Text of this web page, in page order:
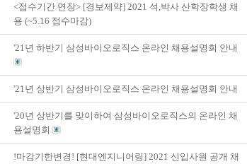
<접수기간 연장> [경보제약] 2021 석,박사 산학장학생 채
용 (~5.16 접수마감)
'21년 하반기 삼성바이오로직스 온라인 채용설명회 안내
'21년 상반기 삼성바이오로직스 온라인 채용설명회 안내
'20년 상반기를 맞이하여 삼성바이오로직스의 온라인 채
용설명회
!마감기한변경! [현대엔지니어링] 2021 신입사원 공개 채